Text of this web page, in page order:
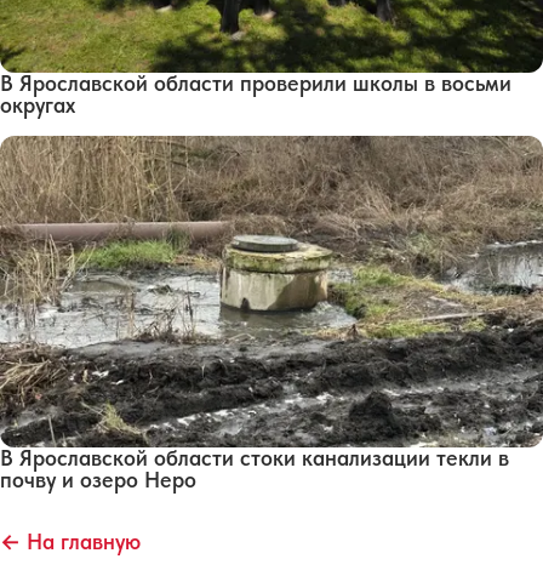
В Ярославской области проверили школы в восьми
округах
В Ярославской области стоки канализации текли в
почву и озеро Неро
← На главную